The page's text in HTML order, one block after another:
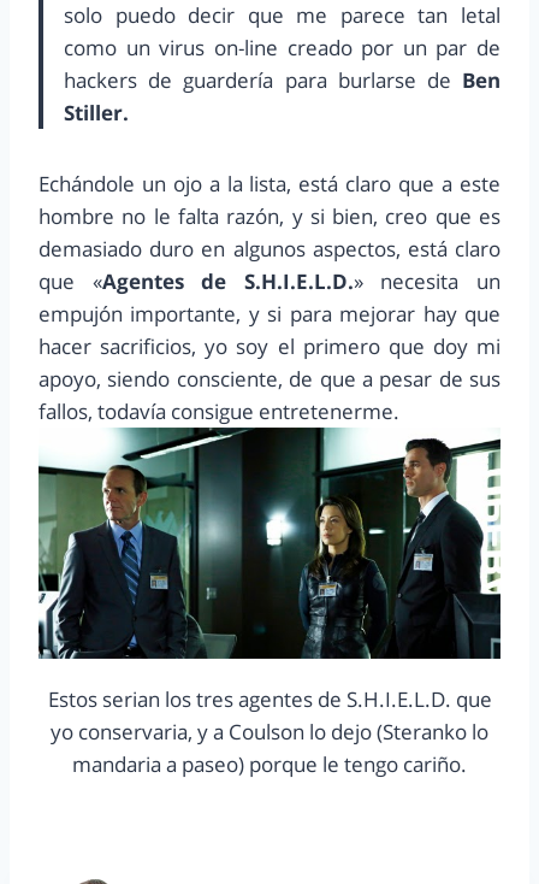
solo puedo decir que me parece tan letal
como un virus on-line creado por un par de
hackers de guardería para burlarse de Ben
Stiller.
Echándole un ojo a la lista, está claro que a este
hombre no le falta razón, y si bien, creo que es
demasiado duro en algunos aspectos, está claro
que «Agentes de S.H.I.E.L.D.» necesita un
empujón importante, y si para mejorar hay que
hacer sacrificios, yo soy el primero que doy mi
apoyo, siendo consciente, de que a pesar de sus
fallos, todavía consigue entretenerme.
Estos serian los tres agentes de S.H.I.E.L.D. que
yo conservaria, y a Coulson lo dejo (Steranko lo
mandaria a paseo) porque le tengo cariño.